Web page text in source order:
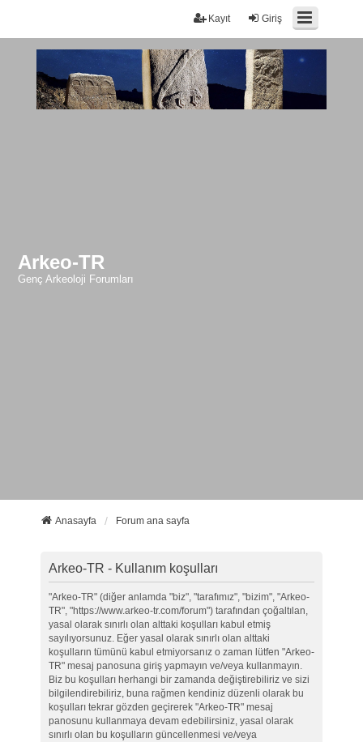
Giriş
Kayıt
Arkeo-TR
Genç Arkeoloji Forumları
Anasayfa Forum ana sayfa
Arkeo-TR - Kullanım koşulları
"Arkeo-TR" (diğer anlamda "biz", "tarafımız", "bizim", "Arkeo-
TR", "https://www.arkeo-tr.com/forum") tarafından çoğaltılan,
yasal olarak sınırlı olan alttaki koşulları kabul etmiş
sayılıyorsunuz. Eğer yasal olarak sınırlı olan alttaki
koşulların tümünü kabul etmiyorsanız o zaman lütfen "Arkeo-
TR" mesaj panosuna giriş yapmayın ve/veya kullanmayın.
Biz bu koşulları herhangi bir zamanda değiştirebiliriz ve sizi
bilgilendirebiliriz, buna rağmen kendiniz düzenli olarak bu
koşulları tekrar gözden geçirerek "Arkeo-TR" mesaj
panosunu kullanmaya devam edebilirsiniz, yasal olarak
sınırlı olan bu koşulların güncellenmesi ve/veya